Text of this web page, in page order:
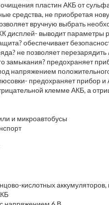
пластин АКБ от
средства, не приобретая
вручную выбрать
выводит параметры
обеспечивает
не позволяет
замыкания? предохраняет
напряжением
предохраняет прибор
клемме АКБ, а
и микроавтобусы
кислотных